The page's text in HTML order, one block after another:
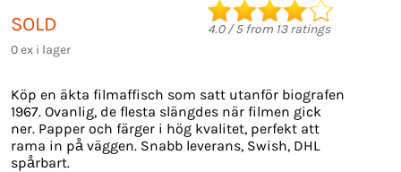
SOLD
0 ex i lager
4.0/5from 13ratings
Köp en äkta filmaffisch som satt utanför biografen
1967. Ovanlig, de flesta slängdes när filmen gick
ner. Papper och färger i hög kvalitet, perfekt att
rama in på väggen. Snabb leverans, Swish, DHL
spårbart.